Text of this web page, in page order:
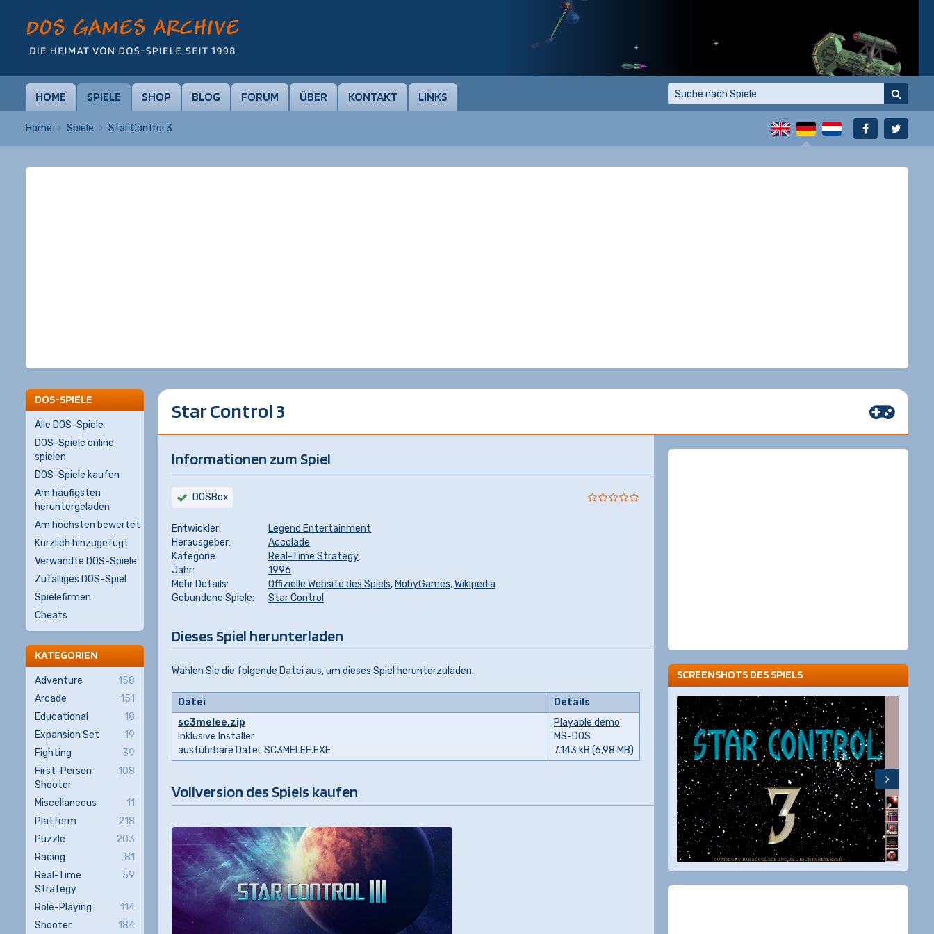
HOME SPIELE SHOP BLOG FORUM ÜBER KONTAKT LINKS
Home Spiele Star Control 3
Star Control 3
Informationen zum Spiel
DOSBox
Entwickler:
Legend Entertainment
Herausgeber:
Accolade
Kategorie:
Real-Time Strategy
Jahr:
1996
Mehr Details:
Offizielle Website des Spiels, MobyGames,Wikipedia
Gebundene Spiele:
Star Control
Dieses Spiel herunterladen
Wählen Sie die folgende Datei aus, um dieses Spiel herunterzuladen.
Datei
Details
sc3melee.zip
Inklusive Installer
ausführbare Datei: SC3MELEE.EXE
Playable demo
MS-DOS
7.143 kB (6,98 MB)
Vollversion des Spiels kaufen
SCREENSHOTS DES SPIELS
DOS-SPIELE
Alle DOS-Spiele
DOS-Spiele online
spielen
DOS-Spiele kaufen
Am häufigsten
heruntergeladen
Am höchsten bewertet
Kürzlich hinzugefügt
Verwandte DOS-Spiele
Zufälliges DOS-Spiel
Spielefirmen
Cheats
KATEGORIEN
Adventure
158
Arcade
151
Educational
18
Expansion Set
19
Fighting
39
First-Person
Shooter
108
Miscellaneous
11
Platform
218
Puzzle
203
Racing
81
Real-Time
Strategy
59
Role-Playing
114
Shooter
184